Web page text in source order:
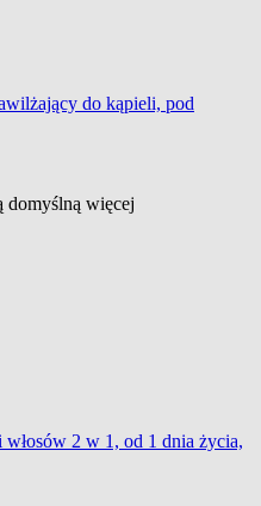
do kąpieli, pod
domyślną więcej
włosów 2 w 1, od 1 dnia życia,